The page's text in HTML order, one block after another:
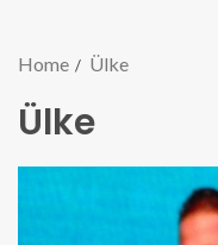
Home Ülke
Ülke